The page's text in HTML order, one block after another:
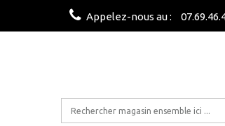
Appelez-nous au :